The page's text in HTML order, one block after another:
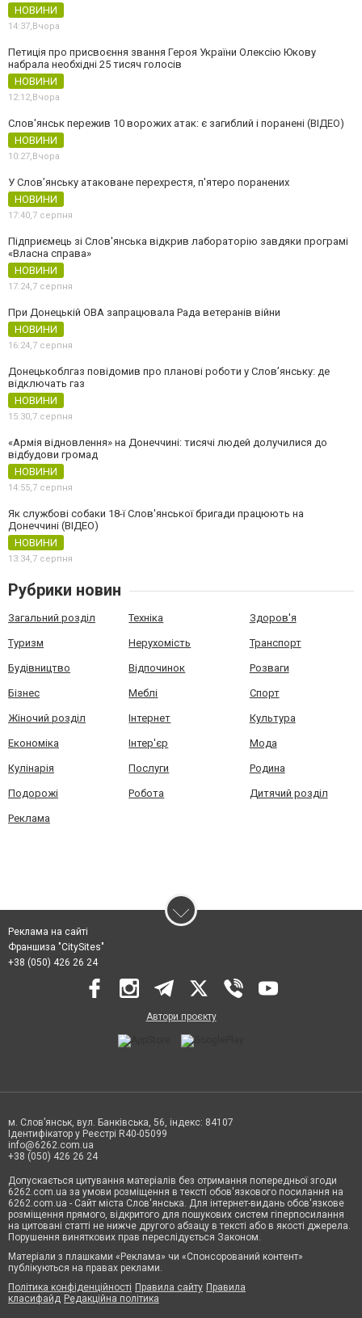
НОВИНИ
14:37,Вчора
Петиція про присвоєння звання Героя України Олексію Юкову
набрала необхідні 25 тисяч голосів
НОВИНИ
12:12,Вчора
Слов'янськ пережив 10 ворожих атак: є загиблий і поранені (ВІДЕО)
НОВИНИ
10:27,Вчора
У Слов’янську атаковане перехрестя, п'ятеро поранених
НОВИНИ
17:40,7 серпня
Підприємець зі Слов'янська відкрив лабораторію завдяки програмі
«Власна справа»
НОВИНИ
17:24,7 серпня
При Донецькій ОВА запрацювала Рада ветеранів війни
НОВИНИ
16:24,7 серпня
Донецькоблгаз повідомив про планові роботи у Слов’янську: де
відключать газ
НОВИНИ
15:30,7 серпня
«Армія відновлення» на Донеччині: тисячі людей долучилися до
відбудови громад
НОВИНИ
14:55,7 серпня
Як службові собаки 18-ї Слов'янської бригади працюють на
Донеччині (ВІДЕО)
НОВИНИ
13:34,7 серпня
Рубрики новин
Загальний розділ Техніка Здоров'я
Туризм Нерухомість Транспорт
Будівництво Відпочинок Розваги
Бізнес Меблі Спорт
Жіночий розділ Інтернет Культура
Економіка Інтер'єр Мода
Кулінарія Послуги Родина
Подорожі Робота Дитячий розділ
Реклама
Реклама на сайті
Франшиза "CitySites"
+38 (050) 426 26 24
Автори проєкту
м. Слов’янськ, вул. Банківська, 56, індекс: 84107
Ідентифікатор у Реєстрі R40-05099
info@6262.com.ua
+38 (050) 426 26 24
Допускається цитування матеріалів без отримання попередньої згоди
6262.com.ua за умови розміщення в тексті обов'язкового посилання на
6262.com.ua - Сайт міста Слов'янська. Для інтернет-видань обов'язкове
розміщення прямого, відкритого для пошукових систем гіперпосилання
на цитовані статті не нижче другого абзацу в тексті або в якості джерела.
Порушення виняткових прав переслідується Законом.
Матеріали з плашками «Реклама» чи «Спонсорований контент»
публікуються на правах реклами.
Політика конфіденційності Правила сайту Правила
класифайд Редакційна політика